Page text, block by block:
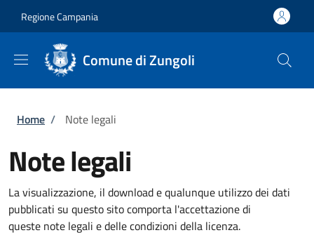
Regione Campania
Comune di Zungoli
Briciole di pane
Home / Note legali
Note legali
La visualizzazione, il download e qualunque utilizzo dei dati
pubblicati su questo sito comporta l'accettazione di
queste note legali e delle condizioni della licenza.